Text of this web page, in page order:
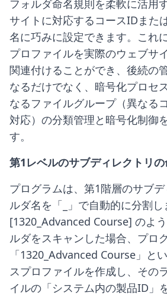
フォルダ命名規則を柔軟に活用
サイトに対応するコースIDまた
名に巧みに設定できます。これ
プロファイルを実際のウェブサ
関連付けることができ、後続の
なるだけでなく、暗号化プロセ
なるファイルグループ（異なる
対応）の分類管理と暗号化制御
す。
第1レベルのサブディレクトリ
プログラムは、第1階層のサブ
ルダ名を「_」で自動的に分割し
[1320_Advanced Course] のよ
ルダをスキャンした場合、プロ
「1320_Advanced Course」と
スプロファイルを作成し、その
イルの「システム内の製品ID」